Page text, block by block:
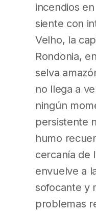
incendios
siente con
Velho, la
Rondonia,
selva
no llega a
ningún
persistente
humo
cercanía de
envuelve a
sofocante y
problemas